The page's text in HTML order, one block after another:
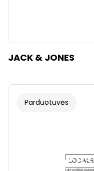
JACK & JONES
Parduotuvės